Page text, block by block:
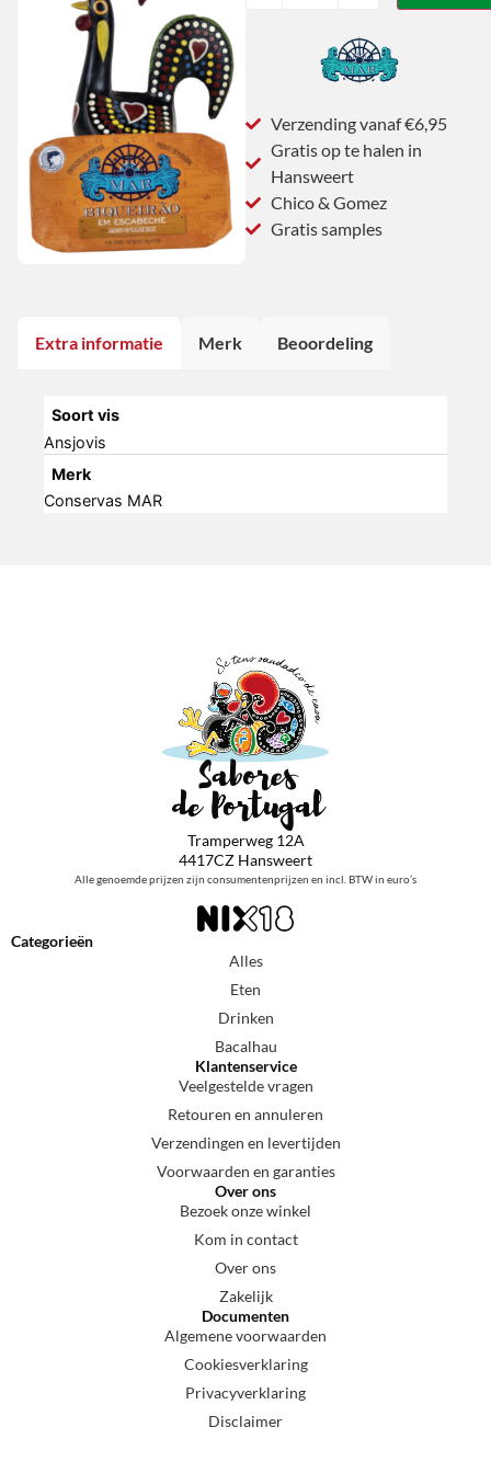
Verzending vanaf €6,95
Gratis op te halen in
Hansweert
Chico & Gomez
Gratis samples
Extra informatie Merk Beoordeling
Soort vis
Ansjovis
Merk
Conservas MAR
Tramperweg 12A
4417CZ Hansweert
Alle genoemde prijzen zijn consumentenprijzen en incl. BTW in euro’s
Categorieën
Alles
Eten
Drinken
Bacalhau
Klantenservice
Veelgestelde vragen
Retouren en annuleren
Verzendingen en levertijden
Voorwaarden en garanties
Over ons
Bezoek onze winkel
Kom in contact
Over ons
Zakelijk
Documenten
Algemene voorwaarden
Cookiesverklaring
Privacyverklaring
Disclaimer